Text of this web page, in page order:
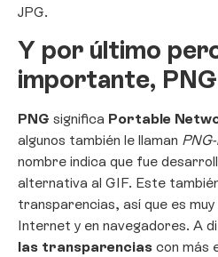
JPG.
Y por último
importante, PNG
PNG significa Portable
algunos también le llaman
nombre indica que fue
alternativa al GIF. Este
transparencias, así que es
Internet y en navegadores. A
las transparencias con más